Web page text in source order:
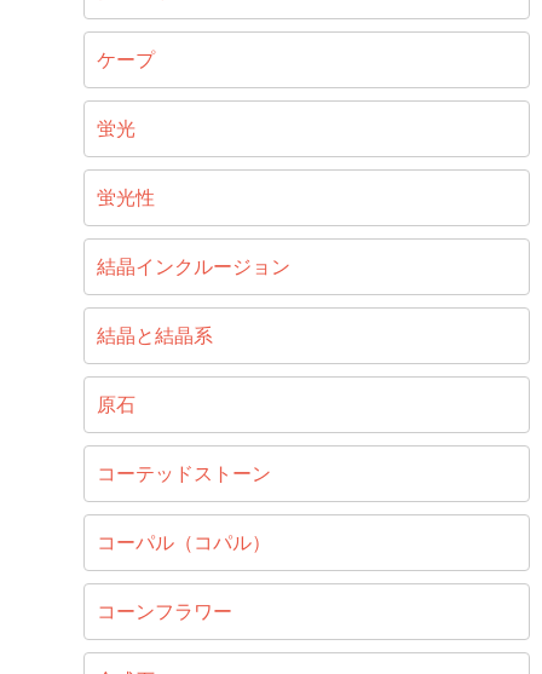
ケープ
蛍光
蛍光性
結晶インクルージョン
結晶と結晶系
原石
コーテッドストーン
コーパル（コパル）
コーンフラワー